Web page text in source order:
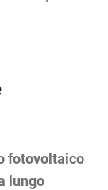
fotovoltaico
lungo